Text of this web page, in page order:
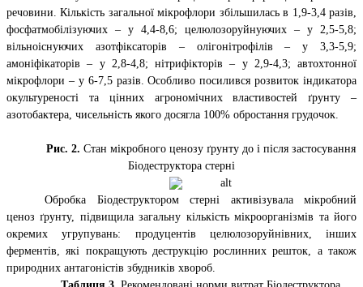
речовини. Кількість загальної мікрофлори збільшилась в 1,9-3,4 разів,
фосфатмобілізуючих – у 4,4-8,6; целюлозоруйнуючих – у 2,5-5,8;
вільноіснуючих азотфіксаторів – олігонітрофілів – у 3,3-5,9;
амоніфікаторів – у 2,8-4,8; нітрифікторів – у 2,9-4,3; автохтонної
мікрофлори – у 6-7,5 разів. Особливо посилився розвиток індикатора
окультуреності та цінних агрономічних властивостей ґрунту –
азотобактера, чисельність якого досягла 100% обростання грудочок.
Рис. 2. Стан мікробного ценозу ґрунту до і після застосування
Біодеструктора стерні
Обробка Біодеструктором стерні активізувала мікробний
ценоз ґрунту, підвищила загальну кількість мікроорганізмів та його
окремих угрупувань: продуцентів целюлозоруйнівних, інших
ферментів, які покращують деструкцію рослинних решток, а також
природних антагоністів збудників хвороб.